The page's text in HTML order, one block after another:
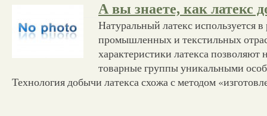
А вы знаете, как латекс
Натуральный латекс используется
промышленных и текстильных
характеристики латекса позволяют
товарные группы уникальными
Технология добычи латекса схожа с методом